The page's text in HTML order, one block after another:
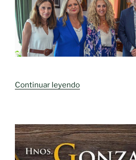
con
discapacidad
en
las
zonas
Continuar leyendo«La
al
patrocinio
de